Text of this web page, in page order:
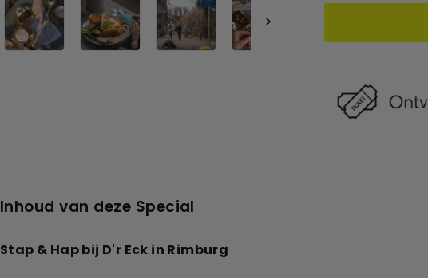
Inhoud van deze Special
Stap & Hap bij D'r Eck in Rimburg